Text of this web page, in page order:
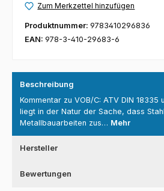
Zum Merkzettel hinzufügen
Produktnummer: 9783410296836
EAN: 978-3-410-29683-6
Beschreibung
Kommentar zu VOB/C: ATV DIN 18335
liegt in der Natur der Sache, dass
Metallbauarbeiten zus… Mehr
Hersteller
Bewertungen